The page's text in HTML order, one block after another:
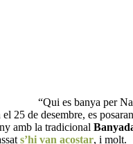
“Qui es banya per
25 de desembre, es
amb la tradicional
s’hi van acostar, i molt.